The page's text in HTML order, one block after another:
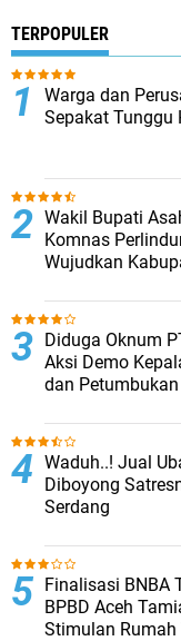
TERPOPULER
Warga dan
Sepakat Tunggu
Wakil Bupati
Komnas
Wujudkan
Diduga Oknum
Aksi Demo
dan Petumbukan
Waduh..! Jual
Diboyong
Serdang
Finalisasi BNBA
BPBD Aceh
Stimulan Rumah